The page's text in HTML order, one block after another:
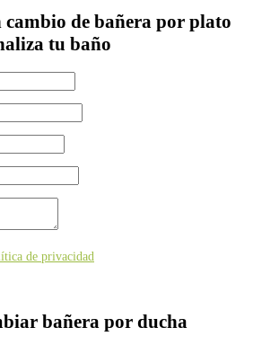
de bañera por plato
tu baño
de privacidad
bañera por ducha